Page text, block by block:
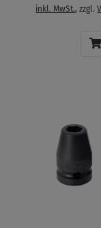
inkl. MwSt., zzgl.